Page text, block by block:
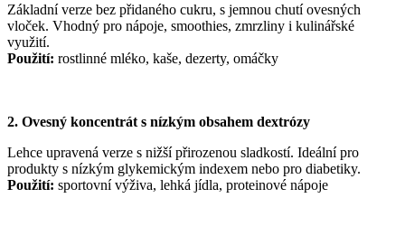
Základní verze bez přidaného cukru, s jemnou chutí ovesných
vloček. Vhodný pro nápoje, smoothies, zmrzliny i kulinářské
využití.
Použití: rostlinné mléko, kaše, dezerty, omáčky
2. Ovesný koncentrát s nízkým obsahem dextrózy
Lehce upravená verze s nižší přirozenou sladkostí. Ideální pro
produkty s nízkým glykemickým indexem nebo pro diabetiky.
Použití: sportovní výživa, lehká jídla, proteinové nápoje